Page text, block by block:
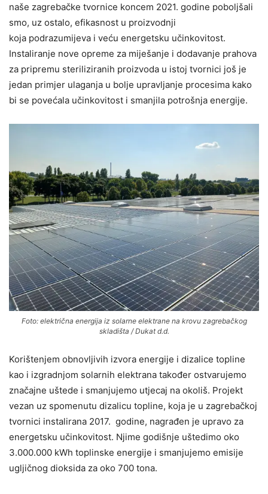
naše zagrebačke tvornice koncem 2021. godine poboljšali
smo, uz ostalo, efikasnost u proizvodnji
koja podrazumijeva i veću energetsku učinkovitost.
Instaliranje nove opreme za miješanje i dodavanje prahova
za pripremu steriliziranih proizvoda u istoj tvornici još je
jedan primjer ulaganja u bolje upravljanje procesima kako
bi se povećala učinkovitost i smanjila potrošnja energije.
Foto: električna energija iz solarne elektrane na krovu zagrebačkog
skladišta / Dukat d.d.
Korištenjem obnovljivih izvora energije i dizalice topline
kao i izgradnjom solarnih elektrana također ostvarujemo
značajne uštede i smanjujemo utjecaj na okoliš. Projekt
vezan uz spomenutu dizalicu topline, koja je u zagrebačkoj
tvornici instalirana 2017. godine, nagrađen je upravo za
energetsku učinkovitost. Njime godišnje uštedimo oko
3.000.000 kWh toplinske energije i smanjujemo emisije
ugljičnog dioksida za oko 700 tona.